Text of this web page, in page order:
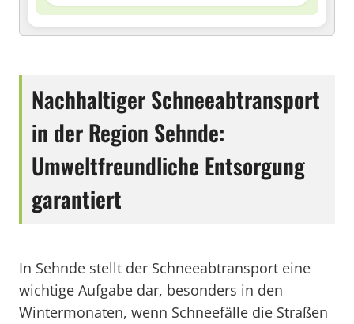
Nachhaltiger Schneeabtransport
in der Region Sehnde:
Umweltfreundliche Entsorgung
garantiert
In Sehnde stellt der Schneeabtransport eine
wichtige Aufgabe dar, besonders in den
Wintermonaten, wenn Schneefälle die Straßen